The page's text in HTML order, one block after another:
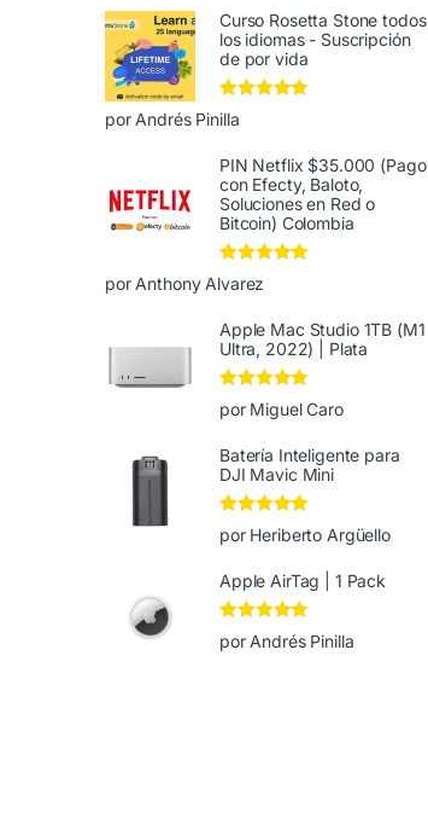
Curso Rosetta Stone todos
los idiomas - Suscripción
de por vida
Valorado en
de 5
por Andrés Pinilla
PIN Netflix $35.000 (Pago
con Efecty, Baloto,
Soluciones en Red o
Bitcoin) Colombia
Valorado en
de 5
por Anthony Alvarez
Apple Mac Studio 1TB (M1
Ultra, 2022) | Plata
Valorado en 5
de 5
por Miguel Caro
Batería Inteligente para
DJI Mavic Mini
Valorado en
5
de 5
por Heriberto Argüello
Apple AirTag | 1 Pack
Valorado en
5
de 5
por Andrés Pinilla